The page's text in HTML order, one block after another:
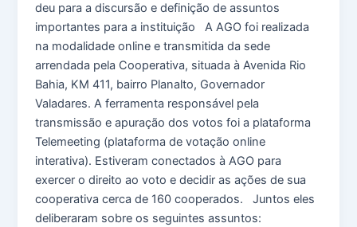
deu para a discursão e definição de assuntos
importantes para a instituição A AGO foi realizada
na modalidade online e transmitida da sede
arrendada pela Cooperativa, situada à Avenida Rio
Bahia, KM 411, bairro Planalto, Governador
Valadares. A ferramenta responsável pela
transmissão e apuração dos votos foi a plataforma
Telemeeting (plataforma de votação online
interativa). Estiveram conectados à AGO para
exercer o direito ao voto e decidir as ações de sua
cooperativa cerca de 160 cooperados. Juntos eles
deliberaram sobre os seguintes assuntos: